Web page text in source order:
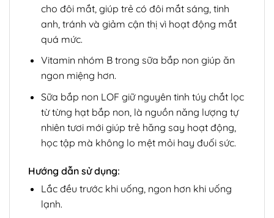
cho đôi mắt, giúp trẻ có đôi mắt sáng, tinh
anh, tránh và giảm cận thị vì hoạt động mắt
quá mức.
Vitamin nhóm B trong sữa bắp non giúp ăn
ngon miệng hơn.
Sữa bắp non LOF giữ nguyên tinh túy chắt lọc
từ từng hạt bắp non, là nguồn năng lượng tự
nhiên tươi mới giúp trẻ hăng say hoạt động,
học tập mà không lo mệt mỏi hay đuối sức.
Hướng dẫn sử dụng:
Lắc đều trước khi uống, ngon hơn khi uống
lạnh.